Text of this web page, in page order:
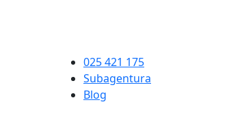
025 421 175
Subagentura
Blog